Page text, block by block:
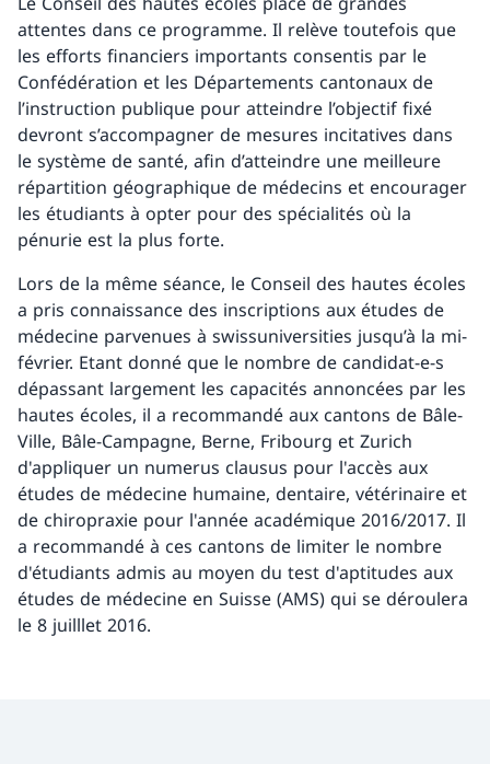
attentes dans ce programme. Il relève toutefois que
les efforts financiers importants consentis par le
Confédération et les Départements cantonaux de
l’instruction publique pour atteindre l’objectif fixé
devront s’accompagner de mesures incitatives dans
le système de santé, afin d’atteindre une meilleure
répartition géographique de médecins et encourager
les étudiants à opter pour des spécialités où la
pénurie est la plus forte.
Lors de la même séance, le Conseil des hautes écoles
a pris connaissance des inscriptions aux études de
médecine parvenues à swissuniversities jusqu’à la mi-
février. Etant donné que le nombre de candidat-e-s
dépassant largement les capacités annoncées par les
hautes écoles, il a recommandé aux cantons de Bâle-
Ville, Bâle-Campagne, Berne, Fribourg et Zurich
d'appliquer un numerus clausus pour l'accès aux
études de médecine humaine, dentaire, vétérinaire et
de chiropraxie pour l'année académique 2016/2017. Il
a recommandé à ces cantons de limiter le nombre
d'étudiants admis au moyen du test d'aptitudes aux
études de médecine en Suisse (AMS) qui se déroulera
le 8 juilllet 2016.